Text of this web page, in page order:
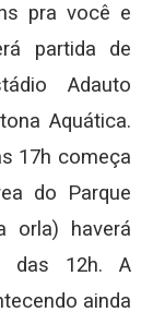
pra você e
partida de
Adauto
Aquática.
17h começa
do Parque
orla) haverá
das 12h. A
ainda